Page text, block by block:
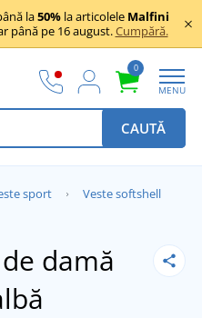
la50% la articolele Malfini
până pe 16 august.Cumpără.
0
MENU
CAUTĂ
sport Veste softshell
damă